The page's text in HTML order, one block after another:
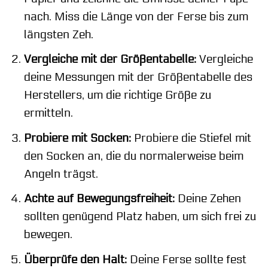
nach. Miss die Länge von der Ferse bis zum
längsten Zeh.
Vergleiche mit der Größentabelle:Vergleiche
deine Messungen mit der Größentabelle des
Herstellers, um die richtige Größe zu
ermitteln.
Probiere mit Socken:Probiere die Stiefel mit
den Socken an, die du normalerweise beim
Angeln trägst.
Achte auf Bewegungsfreiheit:Deine Zehen
sollten genügend Platz haben, um sich frei zu
bewegen.
Überprüfe den Halt:Deine Ferse sollte fest